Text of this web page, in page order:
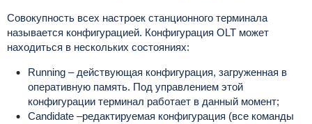
Совокупность всех настроек станционного терминала
называется конфигурацией. Конфигурация OLT может
находиться в нескольких состояниях:
Running – действующая конфигурация, загруженная в
оперативную память. Под управлением этой
конфигурации терминал работает в данный момент;
Candidate –редактируемая конфигурация (все команды